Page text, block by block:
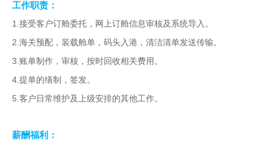
工作职责：
1.接受客户订舱委托，网上订舱信息审核及系统导入。
2.海关预配，装载舱单，码头入港，清洁清单发送传输。
3.账单制作，审核，按时回收相关费用。
4.提单的缮制，签发。
5.客户日常维护及上级安排的其他工作。
薪酬福利：